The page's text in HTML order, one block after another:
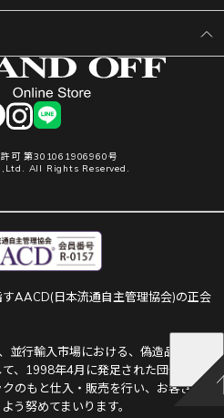
instagram
LINE
許可 第301061906960号
All Rights Reserved.
AACD(日本流通自主管理協会)の正会
行輸入市場における、偽造品や不正
、1998年4月に発足された団体です。
のもと仕入・販売を行い、お客さま
う努めてまいります。